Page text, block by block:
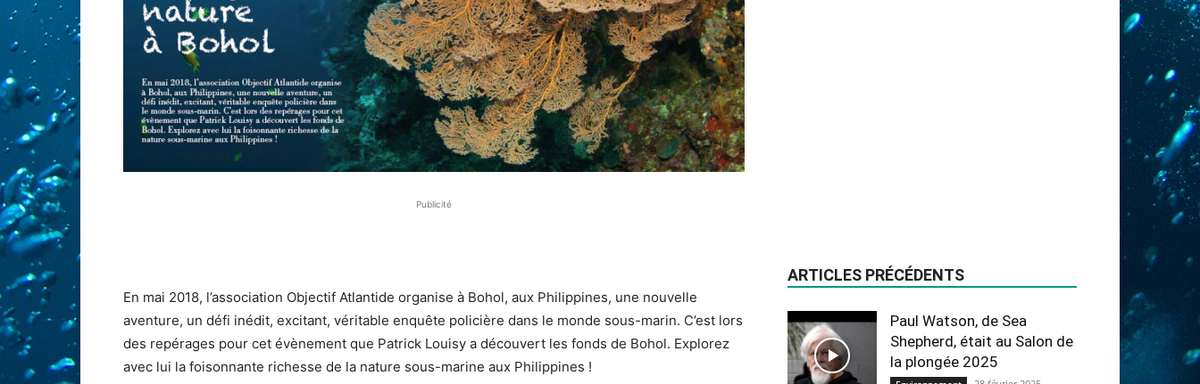
Publicité
En mai 2018, l’association Objectif Atlantide organise à Bohol, aux Philippines, une nouvelle
aventure, un défi inédit, excitant, véritable enquête policière dans le monde sous-marin. C’est lors
des repérages pour cet évènement que Patrick Louisy a découvert les fonds de Bohol. Explorez
avec lui la foisonnante richesse de la nature sous-marine aux Philippines !
ARTICLES PRÉCÉDENTS
Paul Watson, de Sea
Shepherd, était au Salon de
la plongée 2025